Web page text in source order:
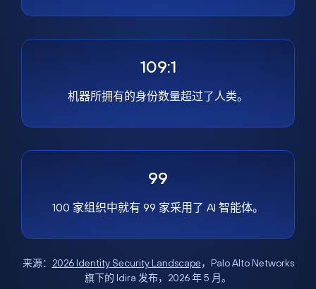
109:1
机器所拥有的身份数量超过了人类。
99
100 家组织中就有 99 家采用了 AI 智能体。
来源： 2026 Identity Security Landscape，Palo Alto Networks
旗下的 Idira 发布，2026 年 5 月。